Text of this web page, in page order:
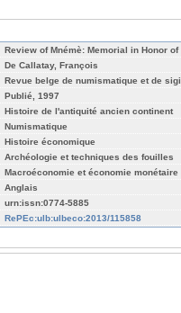
Review of Mnémè: Memorial in Honor
De Callatay, François
Revue belge de numismatique et de
Publié, 1997
Histoire de l'antiquité ancien continent
Numismatique
Histoire économique
Archéologie et techniques des fouilles
Macroéconomie et économie monétaire
Anglais
urn:issn:0774-5885
RePEc:ulb:ulbeco:2013/115858